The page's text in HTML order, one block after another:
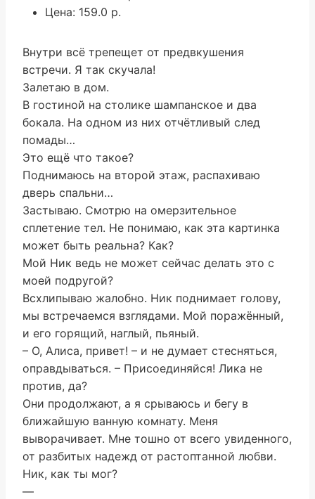
Цена: 159.0 р.
Внутри всё трепещет от предвкушения
встречи. Я так скучала!
Залетаю в дом.
В гостиной на столике шампанское и два
бокала. На одном из них отчётливый след
помады…
Это ещё что такое?
Поднимаюсь на второй этаж, распахиваю
дверь спальни…
Застываю. Смотрю на омерзительное
сплетение тел. Не понимаю, как эта картинка
может быть реальна? Как?
Мой Ник ведь не может сейчас делать это с
моей подругой?
Всхлипываю жалобно. Ник поднимает голову,
мы встречаемся взглядами. Мой поражённый,
и его горящий, наглый, пьяный.
– О, Алиса, привет! – и не думает стесняться,
оправдываться. – Присоединяйся! Лика не
против, да?
Они продолжают, а я срываюсь и бегу в
ближайшую ванную комнату. Меня
выворачивает. Мне тошно от всего увиденного,
от разбитых надежд от растоптанной любви.
Ник, как ты мог?
—